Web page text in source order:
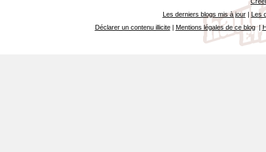
Les derniers blogs mis à jour| Les
Déclarer un contenu illicite| Mentions légales de ce blog|